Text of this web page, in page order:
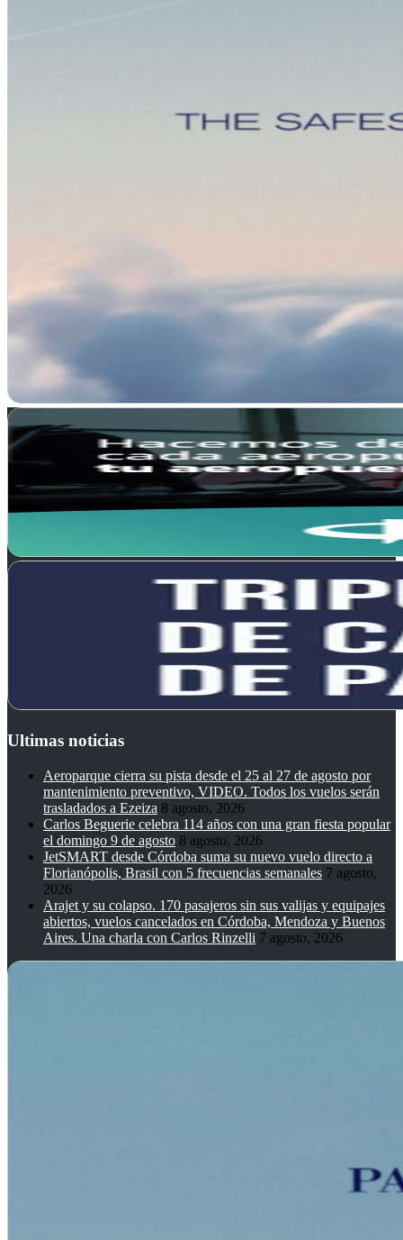
Ultimas noticias
Aeroparque cierra su pista desde el 25 al 27 de agosto por
mantenimiento preventivo, VIDEO. Todos los vuelos serán
trasladados a Ezeiza 8 agosto, 2026
Carlos Beguerie celebra 114 años con una gran fiesta popular
el domingo 9 de agosto 8 agosto, 2026
JetSMART desde Córdoba suma su nuevo vuelo directo a
Florianópolis, Brasil con 5 frecuencias semanales 7 agosto,
2026
Arajet y su colapso. 170 pasajeros sin sus valijas y equipajes
abiertos, vuelos cancelados en Córdoba, Mendoza y Buenos
Aires. Una charla con Carlos Rinzelli 7 agosto, 2026